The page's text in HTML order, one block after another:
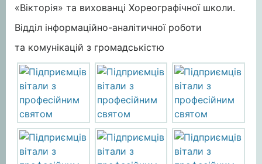
«Вікторія» та вихованці Хореографічної школи.
Відділ інформаційно-аналітичної роботи
та комунікацій з громадськістю